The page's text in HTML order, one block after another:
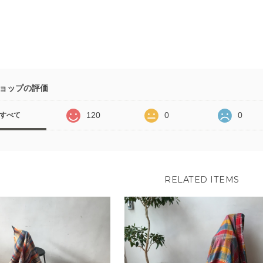
ップの評価
べて 120 0 0
RELATED ITEMS